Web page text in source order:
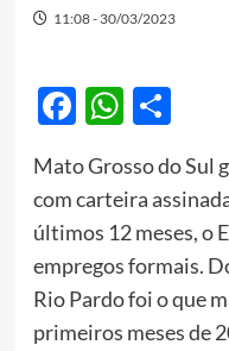
11:08 - 30/03/2023
Facebook
Mato Grosso do Sul
com carteira
últimos 12 meses, o
empregos formais.
Rio Pardo foi o que
primeiros meses de